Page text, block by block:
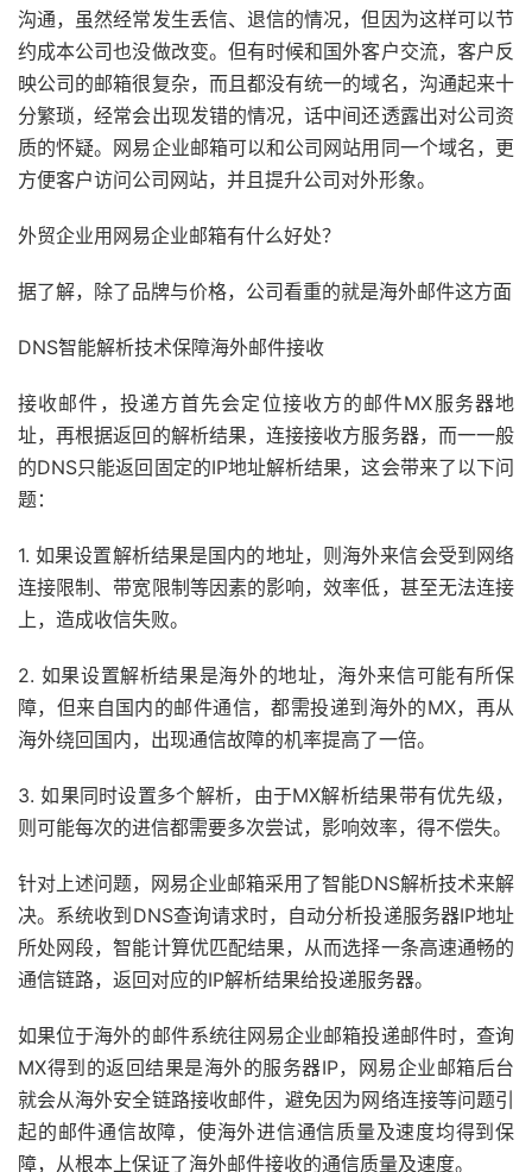
沟通，虽然经常发生丢信、退信的情况，但因为这样可以节
约成本公司也没做改变。但有时候和国外客户交流，客户反
映公司的邮箱很复杂，而且都没有统一的域名，沟通起来十
分繁琐，经常会出现发错的情况，话中间还透露出对公司资
质的怀疑。网易企业邮箱可以和公司网站用同一个域名，更
方便客户访问公司网站，并且提升公司对外形象。
外贸企业用网易企业邮箱有什么好处？
据了解，除了品牌与价格，公司看重的就是海外邮件这方面
DNS智能解析技术保障海外邮件接收
接收邮件，投递方首先会定位接收方的邮件MX服务器地
址，再根据返回的解析结果，连接接收方服务器，而一一般
的DNS只能返回固定的IP地址解析结果，这会带来了以下问
题：
1. 如果设置解析结果是国内的地址，则海外来信会受到网络
连接限制、带宽限制等因素的影响，效率低，甚至无法连接
上，造成收信失败。
2. 如果设置解析结果是海外的地址，海外来信可能有所保
障，但来自国内的邮件通信，都需投递到海外的MX，再从
海外绕回国内，出现通信故障的机率提高了一倍。
3. 如果同时设置多个解析，由于MX解析结果带有优先级，
则可能每次的进信都需要多次尝试，影响效率，得不偿失。
针对上述问题，网易企业邮箱采用了智能DNS解析技术来解
决。系统收到DNS查询请求时，自动分析投递服务器IP地址
所处网段，智能计算优匹配结果，从而选择一条高速通畅的
通信链路，返回对应的IP解析结果给投递服务器。
如果位于海外的邮件系统往网易企业邮箱投递邮件时，查询
MX得到的返回结果是海外的服务器IP，网易企业邮箱后台
就会从海外安全链路接收邮件，避免因为网络连接等问题引
起的邮件通信故障，使海外进信通信质量及速度均得到保
障，从根本上保证了海外邮件接收的通信质量及速度。